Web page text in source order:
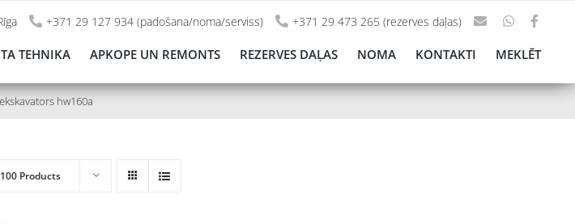
+371 29 127 934 (padošana/noma/serviss) +371 29 473 265 (rezerves daļas)
TEHNIKA APKOPE UN REMONTS REZERVES DAĻAS NOMA KONTAKTI MEKLĒT
hw160a
100 Products